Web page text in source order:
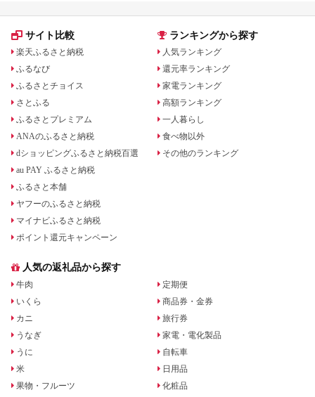
サイト比較
楽天ふるさと納税
ふるなび
ふるさとチョイス
さとふる
ふるさとプレミアム
ANAのふるさと納税
dショッピングふるさと納税百選
au PAY ふるさと納税
ふるさと本舗
ヤフーのふるさと納税
マイナビふるさと納税
ポイント還元キャンペーン
ランキングから探す
人気ランキング
還元率ランキング
家電ランキング
高額ランキング
一人暮らし
食べ物以外
その他のランキング
人気の返礼品から探す
牛肉
いくら
カニ
うなぎ
うに
米
果物・フルーツ
定期便
商品券・金券
旅行券
家電・電化製品
自転車
日用品
化粧品